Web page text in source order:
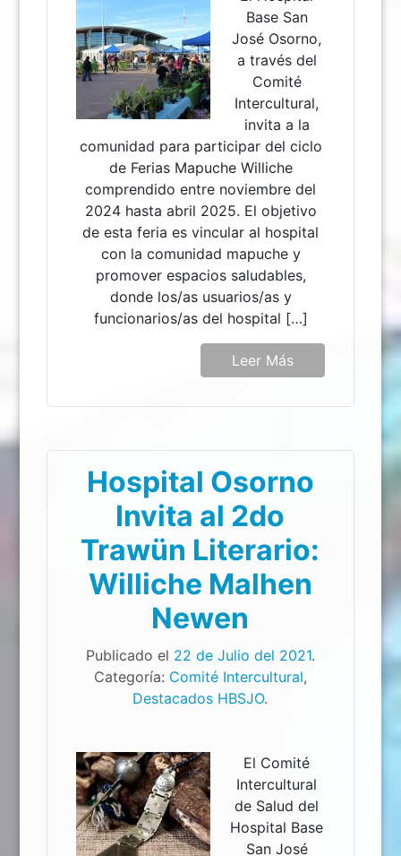
Base San
José Osorno,
a través del
Comité
Intercultural,
invita a la
comunidad para participar del ciclo
de Ferias Mapuche Williche
comprendido entre noviembre del
2024 hasta abril 2025. El objetivo
de esta feria es vincular al hospital
con la comunidad mapuche y
promover espacios saludables,
donde los/as usuarios/as y
funcionarios/as del hospital […]
Leer Más
Hospital Osorno
Invita al 2do
Trawün Literario:
Williche Malhen
Newen
Publicado el 22 de Julio del 2021.
Categoría: Comité Intercultural,
Destacados HBSJO.
El Comité
Intercultural
de Salud del
Hospital Base
San José